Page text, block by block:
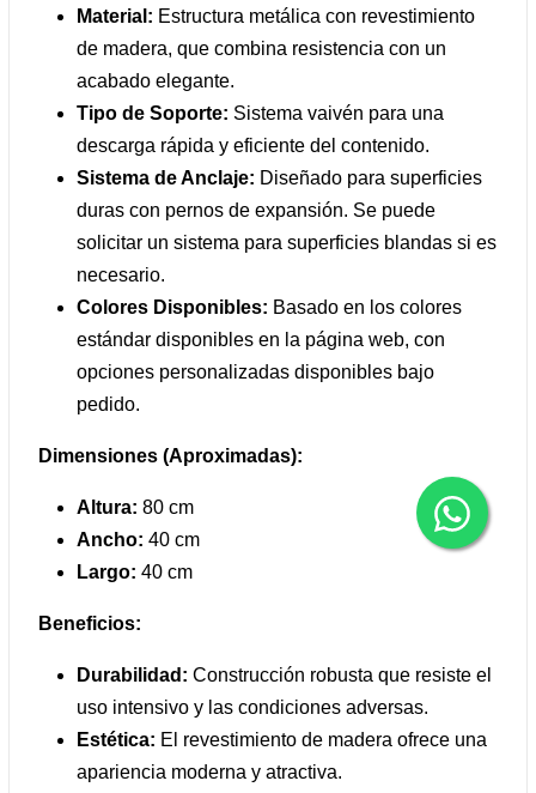
Material: Estructura metálica con revestimiento
de madera, que combina resistencia con un
acabado elegante.
Tipo de Soporte: Sistema vaivén para una
descarga rápida y eficiente del contenido.
Sistema de Anclaje: Diseñado para superficies
duras con pernos de expansión. Se puede
solicitar un sistema para superficies blandas si es
necesario.
Colores Disponibles: Basado en los colores
estándar disponibles en la página web, con
opciones personalizadas disponibles bajo
pedido.
Dimensiones (Aproximadas):
Altura: 80 cm
Ancho: 40 cm
Largo: 40 cm
Beneficios:
Durabilidad: Construcción robusta que resiste el
uso intensivo y las condiciones adversas.
Estética: El revestimiento de madera ofrece una
apariencia moderna y atractiva.